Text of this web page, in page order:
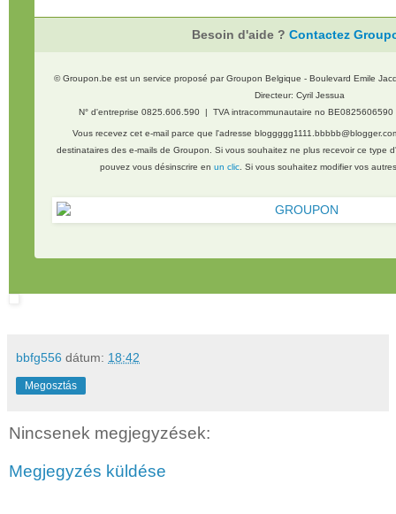
Besoin d'aide ? Contactez
© Groupon.be est un service proposé par Groupon Belgique - Boulevard Emile
Directeur: Cyril Jessua
N° d'entreprise 0825.606.590 | TVA intracommunautaire no
Vous recevez cet e-mail parce que l'adresse
destinataires des e-mails de Groupon. Si vous souhaitez ne plus recevoir ce type
pouvez vous désinscrire en un clic. Si vous souhaitez modifier vos
bbfg556 dátum: 18:42
Megosztás
Nincsenek megjegyzések:
Megjegyzés küldése